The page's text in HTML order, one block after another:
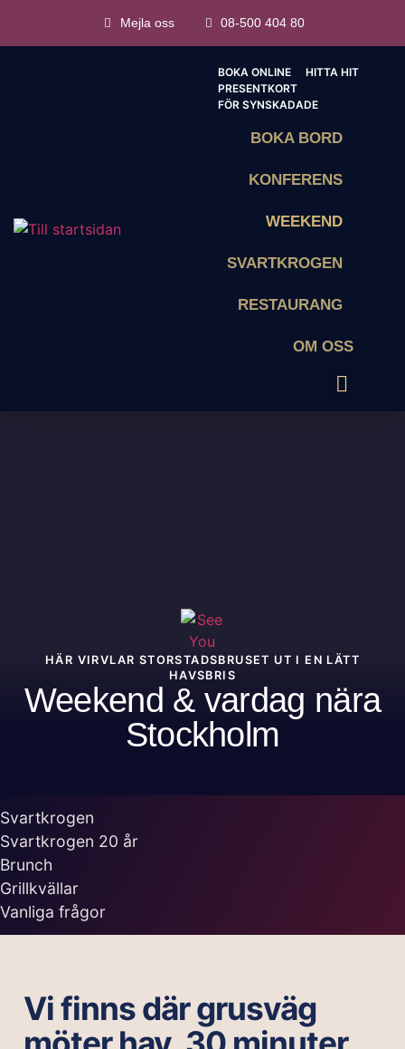
Mejla oss 08-500 404 80
BOKA ONLINE
HITTA HIT
PRESENTKORT
FÖR SYNSKADADE
BOKA BORD
KONFERENS
WEEKEND
SVARTKROGEN
RESTAURANG
OM OSS
HÄR VIRVLAR STORSTADSBRUSET UT I EN LÄTT
HAVSBRIS
Weekend & vardag nära
Stockholm
Svartkrogen
Svartkrogen 20 år
Brunch
Grillkvällar
Vanliga frågor
Vi finns där grusväg